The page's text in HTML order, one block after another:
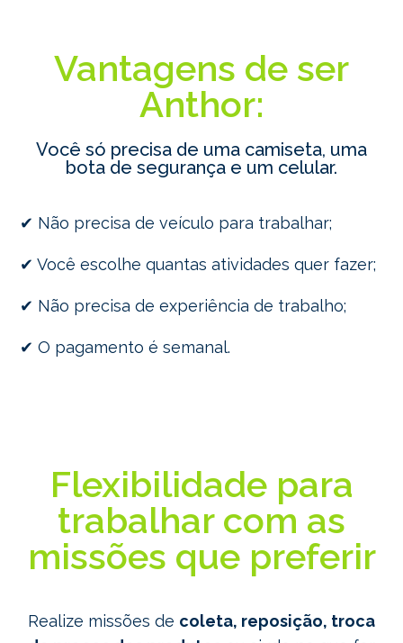
Vantagens de ser
Anthor:
Você só precisa de uma camiseta, uma
bota de segurança e um celular.
✔ Não precisa de veículo para trabalhar;
✔ Você escolhe quantas atividades quer fazer;
✔ Não precisa de experiência de trabalho;
✔ O pagamento é semanal.
Flexibilidade para
trabalhar com as
missões que preferir
Realize missões de coleta, reposição, troca